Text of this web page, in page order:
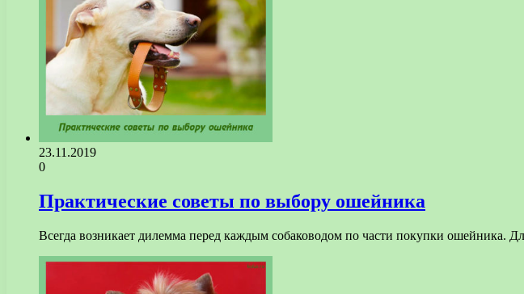
23.11.2019
0
Практические советы по выбору ошейника
Всегда возникает дилемма перед каждым собаководом по части покупки ошейника.